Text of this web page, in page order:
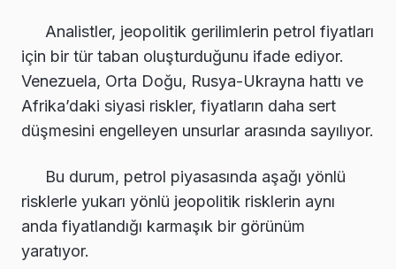
Analistler, jeopolitik gerilimlerin petrol fiyatları
için bir tür taban oluşturduğunu ifade ediyor.
Venezuela, Orta Doğu, Rusya-Ukrayna hattı ve
Afrika’daki siyasi riskler, fiyatların daha sert
düşmesini engelleyen unsurlar arasında sayılıyor.
Bu durum, petrol piyasasında aşağı yönlü
risklerle yukarı yönlü jeopolitik risklerin aynı
anda fiyatlandığı karmaşık bir görünüm
yaratıyor.